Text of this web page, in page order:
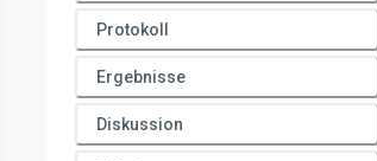
Protokoll
Ergebnisse
Diskussion